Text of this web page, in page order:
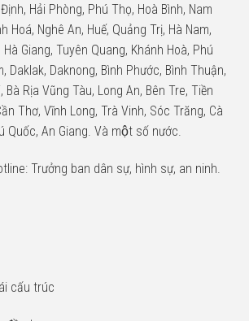
Hải Phòng, Phú Thọ, Hoà Bình, Nam
Hoá, Nghê An, Huế, Quảng Trị, Hà Nam,
Giang, Tuyên Quang, Khánh Hoà, Phú
Daklak, Daknong, Bình Phước, Bình Thuận,
Rịa Vũng Tàu, Long An, Bên Tre, Tiền
Thơ, Vĩnh Long, Trà Vinh, Sóc Trăng, Cà
Quốc, An Giang. Và một số nước.
Trưởng ban dân sự, hình sự, an ninh.
cấu trúc